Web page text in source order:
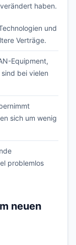
haben.
und
Verträge.
Equipment,
bei vielen
sich um wenig
problemlos
neuen